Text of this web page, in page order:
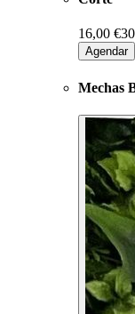
16,00 €
Agendar
Mechas